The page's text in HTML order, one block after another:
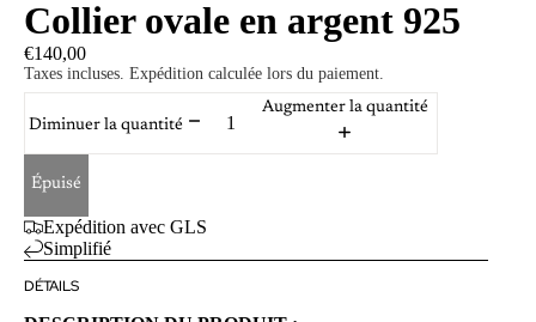
Collier ovale en argent 925
€140,00
Taxes incluses. Expédition calculée lors du paiement.
Diminuer la quantité
Augmenter la quantité
Épuisé
Expédition avec GLS
Simplifié
DÉTAILS